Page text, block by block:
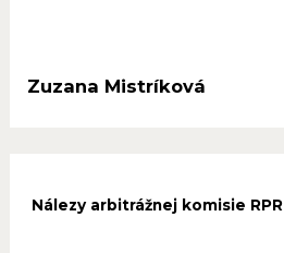
Zuzana Mistríková
Nálezy arbitrážnej komisie RPR